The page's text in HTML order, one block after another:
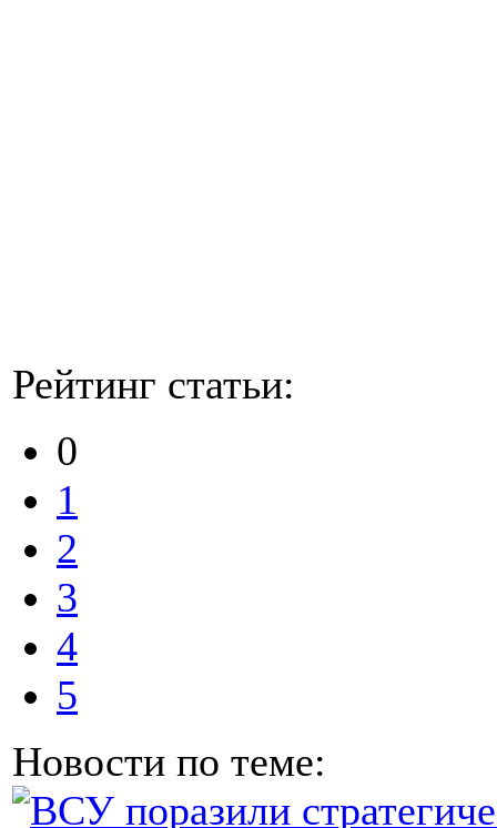
Рейтинг статьи:
0
1
2
3
4
5
Новости по теме: